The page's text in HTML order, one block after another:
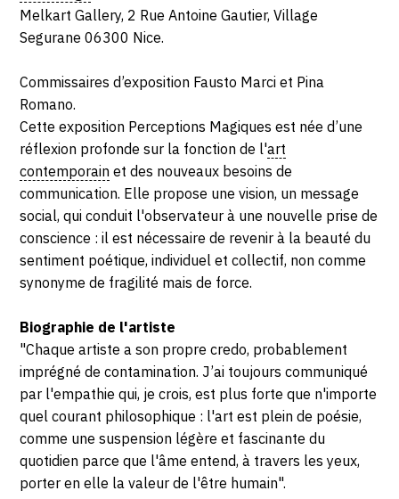
Melkart Gallery, 2 Rue Antoine Gautier, Village
Segurane 06300 Nice.
Commissaires d’exposition Fausto Marci et Pina
Romano.
Cette exposition Perceptions Magiques est née d’une
réflexion profonde sur la fonction de l'art
contemporain et des nouveaux besoins de
communication. Elle propose une vision, un message
social, qui conduit l'observateur à une nouvelle prise de
conscience : il est nécessaire de revenir à la beauté du
sentiment poétique, individuel et collectif, non comme
synonyme de fragilité mais de force.
Biographie de l'artiste
"Chaque artiste a son propre credo, probablement
imprégné de contamination. J’ai toujours communiqué
par l'empathie qui, je crois, est plus forte que n'importe
quel courant philosophique : l'art est plein de poésie,
comme une suspension légère et fascinante du
quotidien parce que l'âme entend, à travers les yeux,
porter en elle la valeur de l'être humain".